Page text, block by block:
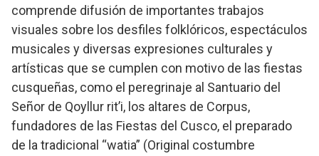
comprende difusión de importantes trabajos
visuales sobre los desfiles folklóricos, espectáculos
musicales y diversas expresiones culturales y
artísticas que se cumplen con motivo de las fiestas
cusqueñas, como el peregrinaje al Santuario del
Señor de Qoyllur rit’i, los altares de Corpus,
fundadores de las Fiestas del Cusco, el preparado
de la tradicional “watia” (Original costumbre